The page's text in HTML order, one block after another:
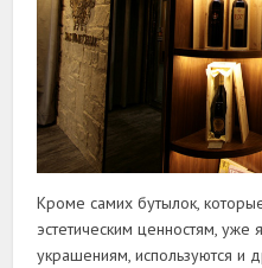
Кроме самих бутылок,
эстетическим ценностям, уже
украшениям, используются и